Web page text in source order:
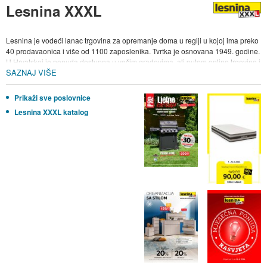
Lesnina XXXL
Lesnina je vodeći lanac trgovina za opremanje doma u regiji u kojoj ima preko
40 prodavaonica i više od 1100 zaposlenika. Tvrtka je osnovana 1949. godine.
U Hrvatskoj je ponuda dostupna u večim gradovima, ali putem online trgovine i
u svakom kutku države. 2010. godine Lesnina se priključuje XXXL grupaciji.
Radno vrijeme nedjeljom može varirati. Informacije o točnom radnom
link.
SAZNAJ VIŠE
Prikaži sve poslovnice
Lesnina XXXL katalog